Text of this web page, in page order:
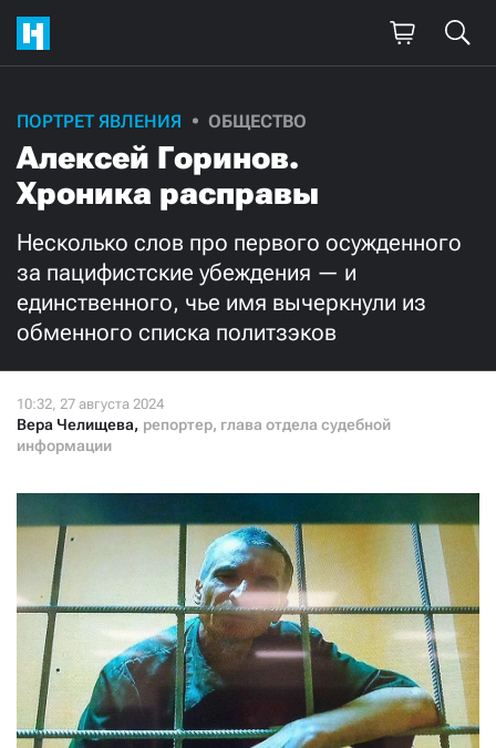
ПОРТРЕТ ЯВЛЕНИЯ ОБЩЕСТВО
Алексей Горинов.
Хроника расправы
Несколько слов про первого осужденного
за пацифистские убеждения — и
единственного, чье имя вычеркнули из
обменного списка политзэков
Вера Челищева, репортер, глава отдела судебной
информации
Поддержите
нашу работу!
Ежемесячно
3000 1000
500
Нажимая кнопку «Стать соучастником»,
СТАТЬ СОУЧАСТНИКОМ
ПОДЕЛИТЬСЯ С ДРУЗЬЯМИ
Если у вас есть вопросы, пишите donate@novayagazeta.ruили
звоните:
+7 (929) 612-03-68